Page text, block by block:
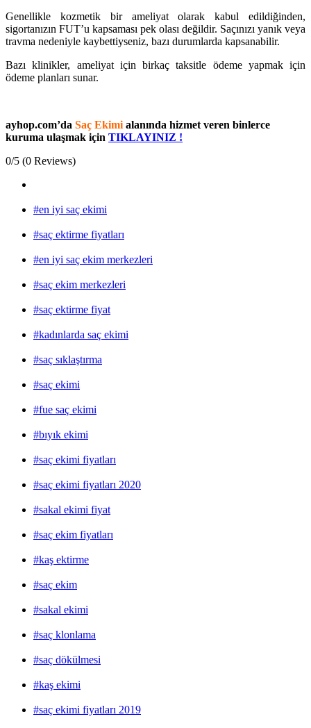
Genellikle kozmetik bir ameliyat olarak kabul edildiğinden,
sigortanızın FUT’u kapsaması pek olası değildir. Saçınızı yanık veya
travma nedeniyle kaybettiyseniz, bazı durumlarda kapsanabilir.
Bazı klinikler, ameliyat için birkaç taksitle ödeme yapmak için
ödeme planları sunar.
ayhop.com’da Saç Ekimi alanında hizmet veren binlerce
kuruma ulaşmak için TIKLAYINIZ !
0/5 (0 Reviews)
#en iyi saç ekimi
#saç ektirme fiyatları
#en iyi saç ekim merkezleri
#saç ekim merkezleri
#saç ektirme fiyat
#kadınlarda saç ekimi
#saç sıklaştırma
#saç ekimi
#fue saç ekimi
#bıyık ekimi
#saç ekimi fiyatları
#saç ekimi fiyatları 2020
#sakal ekimi fiyat
#saç ekim fiyatları
#kaş ektirme
#saç ekim
#sakal ekimi
#saç klonlama
#saç dökülmesi
#kaş ekimi
#saç ekimi fiyatları 2019